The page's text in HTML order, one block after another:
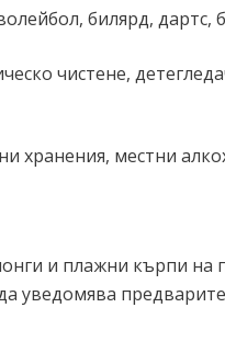
билярд,
чистене,
хранения, местни
и плажни кърпи на
уведомява